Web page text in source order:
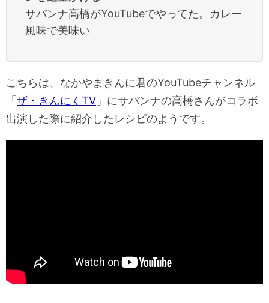
サバンナ高橋がYouTubeでやってた。カレー
風味で美味い
こちらは、なかやまきんに君のYouTubeチャンネル
「 ザ・きんにくTV 」にサバンナの高橋さんがコラボ
出演した際に紹介したレシピのようです。